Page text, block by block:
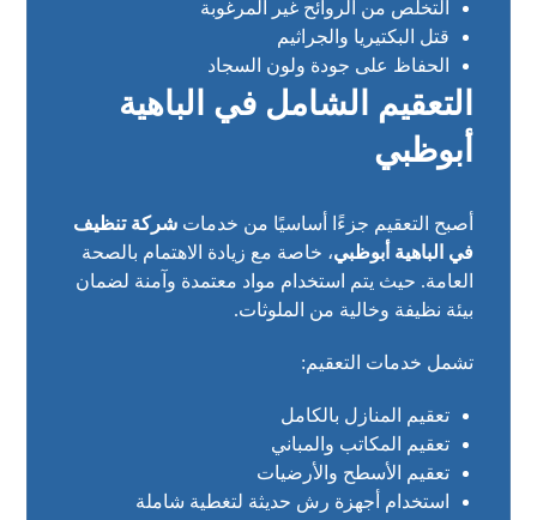
التخلص من الروائح غير المرغوبة
قتل البكتيريا والجراثيم
الحفاظ على جودة ولون السجاد
التعقيم الشامل في الباهية
أبوظبي
أصبح التعقيم جزءًا أساسيًا من خدماتشركة تنظيف
في الباهية أبوظبي، خاصة مع زيادة الاهتمام بالصحة
العامة. حيث يتم استخدام مواد معتمدة وآمنة لضمان
بيئة نظيفة وخالية من الملوثات.
تشمل خدمات التعقيم:
تعقيم المنازل بالكامل
تعقيم المكاتب والمباني
تعقيم الأسطح والأرضيات
استخدام أجهزة رش حديثة لتغطية شاملة